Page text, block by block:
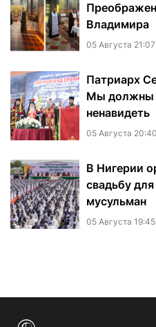
Владимира
05 Августа 21:07
Патриарх
Мы должны
ненавидеть
05 Августа 20:40
В Нигерии
свадьбу
мусульман
05 Августа 19:45